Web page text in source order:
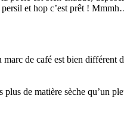
persil et hop c’est prêt !
de café est bien différent
de matière sèche qu’un